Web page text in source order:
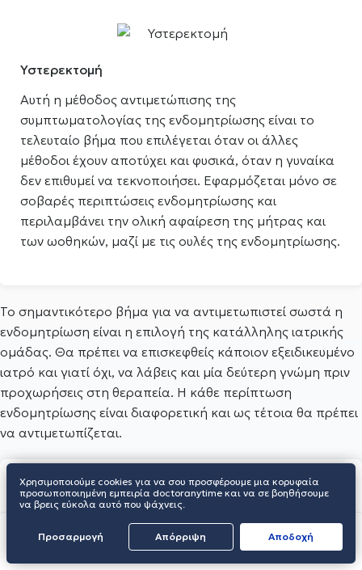
ΒΡΕΣ ΕΙΔΙΚΟ
Υστερεκτομή
Αυτή η μέθοδος αντιμετώπισης της
συμπτωματολογίας της ενδομητρίωσης είναι το
τελευταίο βήμα που επιλέγεται όταν οι άλλες
μέθοδοι έχουν αποτύχει και φυσικά, όταν η γυναίκα
δεν επιθυμεί να τεκνοποιήσει. Εφαρμόζεται μόνο σε
σοβαρές περιπτώσεις ενδομητρίωσης και
περιλαμβάνει την ολική αφαίρεση της μήτρας και
των ωοθηκών, μαζί με τις ουλές της ενδομητρίωσης.
Το σημαντικότερο βήμα για να αντιμετωπιστεί σωστά η
ενδομητρίωση είναι η επιλογή της κατάλληλης ιατρικής
ομάδας. Θα πρέπει να επισκεφθείς κάποιον εξειδικευμένο
ιατρό και γιατί όχι, να λάβεις και μία δεύτερη γνώμη πριν
προχωρήσεις στη θεραπεία. Η κάθε περίπτωση
ενδομητρίωσης είναι διαφορετική και ως τέτοια θα πρέπει
να αντιμετωπίζεται.
Κουτουκός ΙωάννηςΓυναικολόγος -
Χρησιμοποιούμε cookies για να σου προσφέρουμε μια κορυφαία
προσωποποιημένη εμπειρία doctoranytime και να σε βοηθήσουμε
να βρεις εύκολα αυτό που ψάχνεις.
Προσαρμογή Απόρριψη Aποδοχή